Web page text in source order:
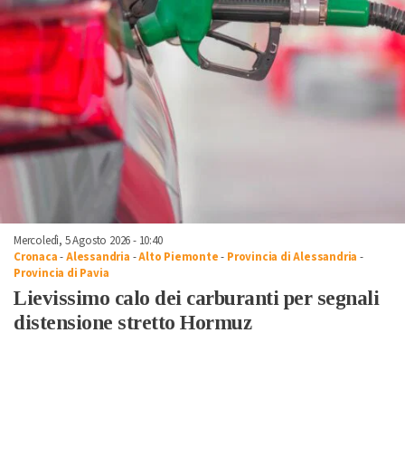
Mercoledì, 5 Agosto 2026 - 10:40
Cronaca-Alessandria -Alto Piemonte- Provincia di Alessandria -
Provincia di Pavia
Lievissimo calo dei carburanti per segnali
distensione stretto Hormuz